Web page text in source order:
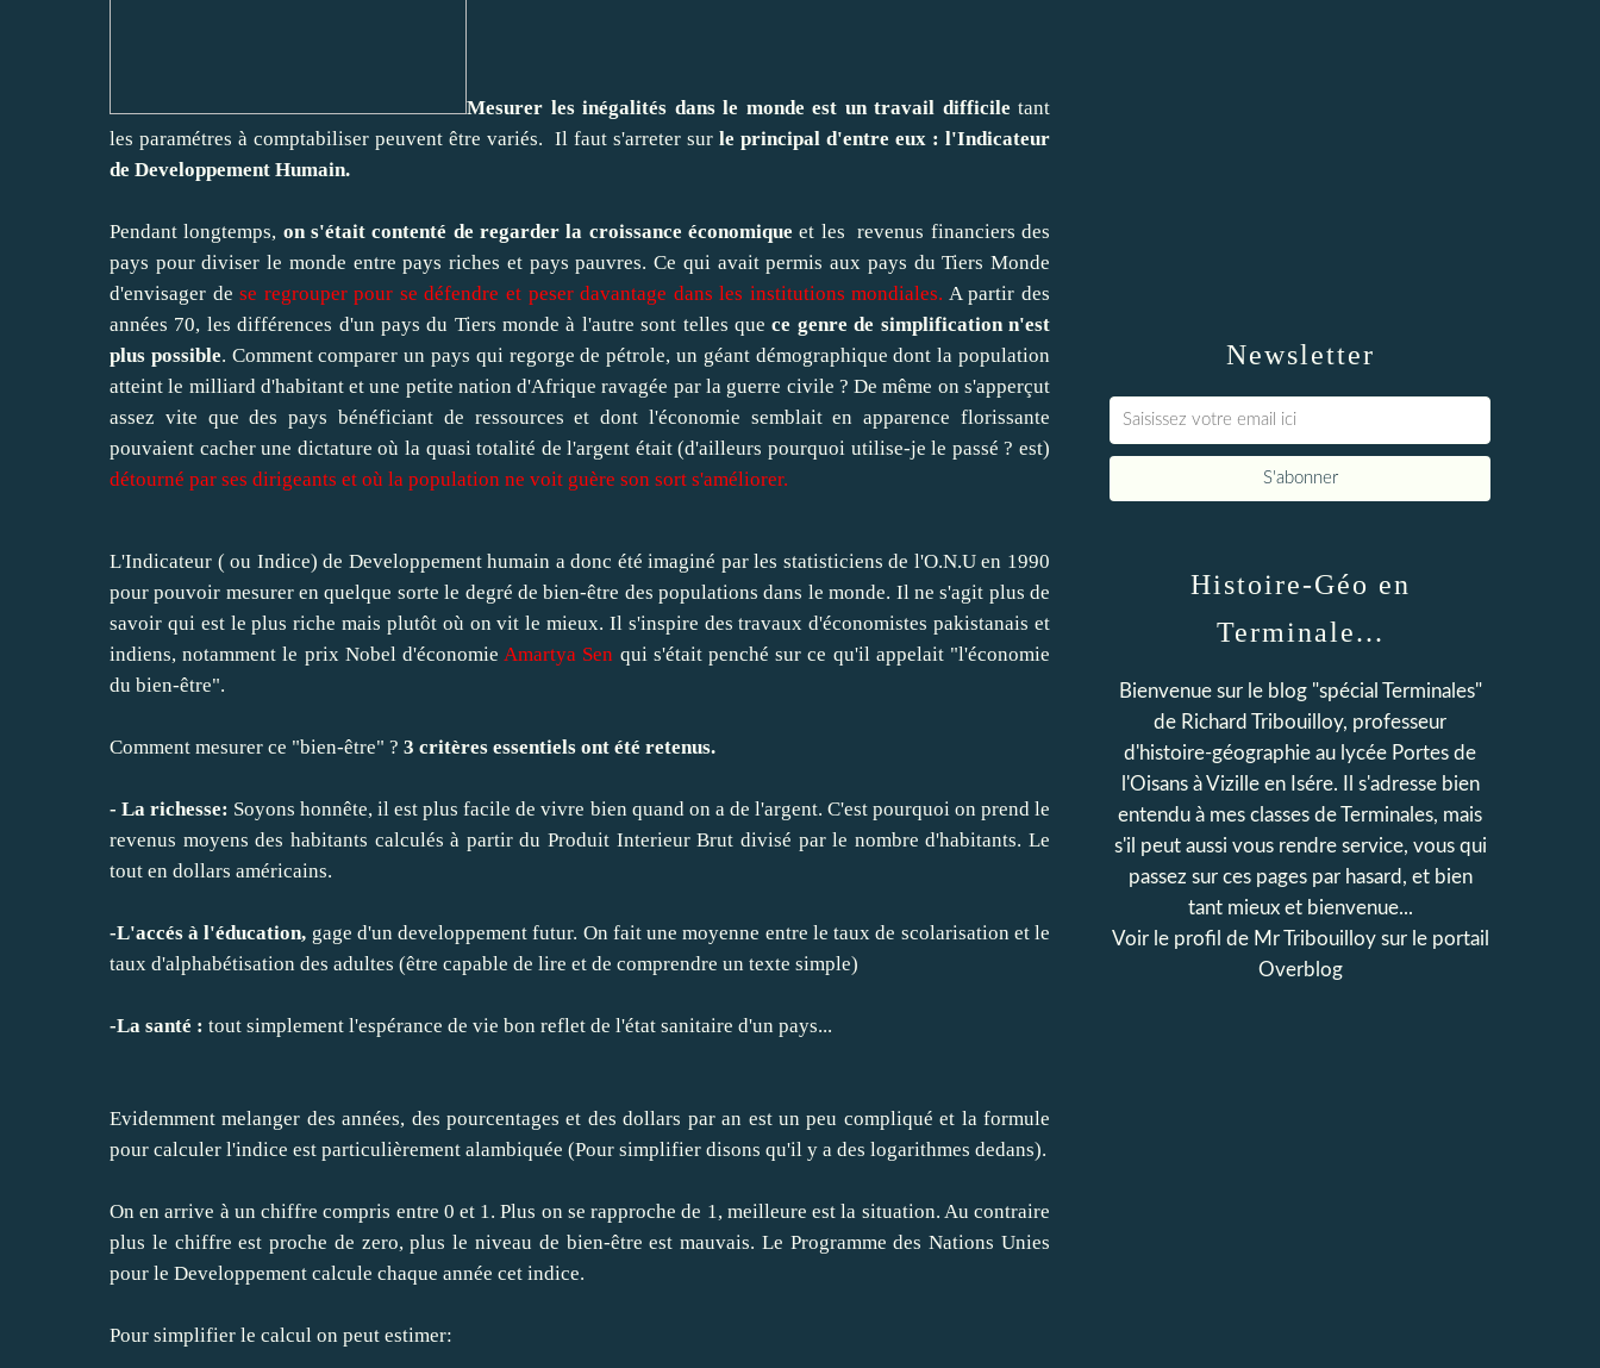
Mesurer les inégalités dans le monde est un travail difficile tant
les paramétres à comptabiliser peuvent être variés. Il faut s'arreter sur le principal d'entre eux : l'Indicateur
de Developpement Humain.
Pendant longtemps, on s'était contenté de regarder la croissance économique et les revenus financiers des
pays pour diviser le monde entre pays riches et pays pauvres. Ce qui avait permis aux pays du Tiers Monde
d'envisager dese regrouper pour se défendre et peser davantage dans les institutions mondiales. A partir des
années 70, les différences d'un pays du Tiers monde à l'autre sont telles quece genre de simplification n'est
plus possible. Comment comparer un pays qui regorge de pétrole, un géant démographique dont la population
atteint le milliard d'habitant et une petite nation d'Afrique ravagée par la guerre civile ? De même on s'apperçut
assez vite que des pays bénéficiant de ressources et dont l'économie semblait en apparence florissante
pouvaient cacher une dictature où la quasi totalité de l'argent était (d'ailleurs pourquoi utilise-je le passé ? est)
détourné par ses dirigeants et où la population ne voit guère son sort s'améliorer.
L'Indicateur ( ou Indice) de Developpement humain a donc été imaginé par les statisticiens de l'O.N.U en 1990
pour pouvoir mesurer en quelque sorte le degré de bien-être des populations dans le monde. Il ne s'agit plus de
savoir qui est le plus riche mais plutôt où on vit le mieux. Il s'inspire des travaux d'économistes pakistanais et
indiens, notamment le prix Nobel d'économie Amartya Sen qui s'était penché sur ce qu'il appelait "l'économie
du bien-être".
Comment mesurer ce "bien-être" ? 3 critères essentiels ont été retenus.
- La richesse: Soyons honnête, il est plus facile de vivre bien quand on a de l'argent. C'est pourquoi on prend le
revenus moyens des habitants calculés à partir du Produit Interieur Brut divisé par le nombre d'habitants. Le
tout en dollars américains.
-L'accés à l'éducation, gage d'un developpement futur. On fait une moyenne entre le taux de scolarisation et le
taux d'alphabétisation des adultes (être capable de lire et de comprendre un texte simple)
-La santé : tout simplement l'espérance de vie bon reflet de l'état sanitaire d'un pays...
Evidemment melanger des années, des pourcentages et des dollars par an est un peu compliqué et la formule
pour calculer l'indice est particulièrement alambiquée (Pour simplifier disons qu'il y a des logarithmes dedans).
On en arrive à un chiffre compris entre 0 et 1. Plus on se rapproche de 1, meilleure est la situation. Au contraire
plus le chiffre est proche de zero, plus le niveau de bien-être est mauvais. Le Programme des Nations Unies
pour le Developpement calcule chaque année cet indice.
Pour simplifier le calcul on peut estimer:
Newsletter
Histoire-Géo en
Terminale...
Bienvenue sur le blog "spécial Terminales"
de Richard Tribouilloy, professeur
d'histoire-géographie au lycée Portes de
l'Oisans à Vizille en Isére. Il s'adresse bien
entendu à mes classes de Terminales, mais
s'il peut aussi vous rendre service, vous qui
passez sur ces pages par hasard, et bien
tant mieux et bienvenue...
Voir le profil de Mr Tribouilloysur le portail
Overblog